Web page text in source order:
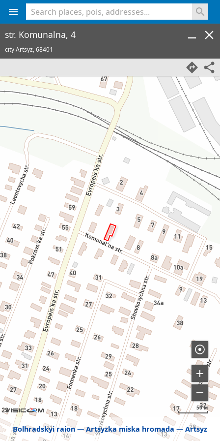
Bolhradskyi raion Artsyzka miska hromada Artsyz
50 м
str. Komunalna, 4
city Artsyz,68401
<% console.log(hcard) %>